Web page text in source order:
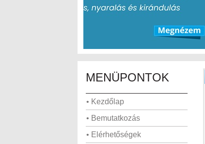
MENÜPONTOK
• Kezdőlap
• Bemutatkozás
• Elérhetőségek